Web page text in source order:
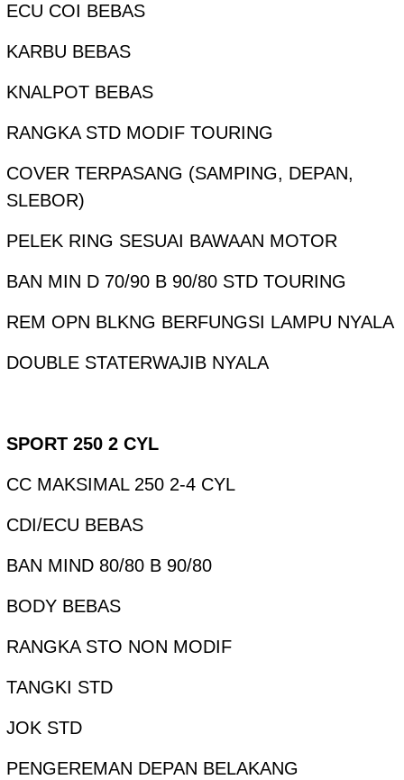
ECU COI BEBAS
KARBU BEBAS
KNALPOT BEBAS
RANGKA STD MODIF TOURING
COVER TERPASANG (SAMPING, DEPAN,
SLEBOR)
PELEK RING SESUAI BAWAAN MOTOR
BAN MIN D 70/90 B 90/80 STD TOURING
REM OPN BLKNG BERFUNGSI LAMPU NYALA
DOUBLE STATERWAJIB NYALA
SPORT 250 2 CYL
CC MAKSIMAL 250 2-4 CYL
CDI/ECU BEBAS
BAN MIND 80/80 B 90/80
BODY BEBAS
RANGKA STO NON MODIF
TANGKI STD
JOK STD
PENGEREMAN DEPAN BELAKANG